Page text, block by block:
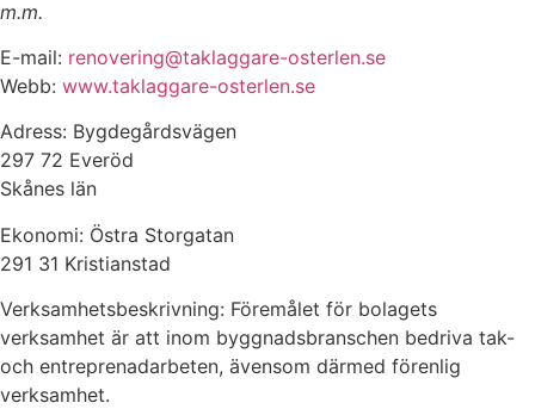
m.m.
E-mail: renovering@taklaggare-osterlen.se
Webb: www.taklaggare-osterlen.se
Adress: Bygdegårdsvägen
297 72 Everöd
Skånes län
Ekonomi: Östra Storgatan
291 31 Kristianstad
Verksamhetsbeskrivning: Föremålet för bolagets
verksamhet är att inom byggnadsbranschen bedriva tak-
och entreprenadarbeten, ävensom därmed förenlig
verksamhet.